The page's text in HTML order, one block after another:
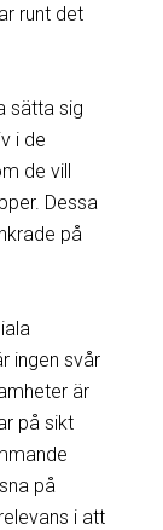
runt det
sätta sig
i de
de vill
Dessa
på
ingen svår
är
på sikt
på
i att